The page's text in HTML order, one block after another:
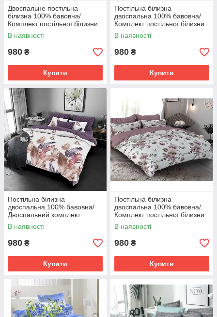
Двоспальне постільна
білизна 100% бавовна/
Комплект постільної білизни
Бязь gold люкс
В наявності
980 ₴
Купити
Постільна білизна
двоспальна 100% бавовна/
Комплект постільної білизни
бязь Голд Люкс
В наявності
980 ₴
Купити
Постільна білизна
двоспальна 100% бавовна/
Двоспальний комплект
постільної білизни Бязь gold
люкс
В наявності
980 ₴
Купити
Постільна білизна
двоспальна 100% бавовна/
Комплект постільної білизни
бязь Голд Люкс
В наявності
980 ₴
Купити